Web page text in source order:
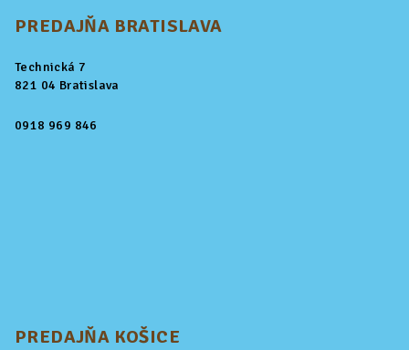
PREDAJŇA BRATISLAVA
Technická 7
821 04 Bratislava
0918 969 846
PREDAJŇA KOŠICE